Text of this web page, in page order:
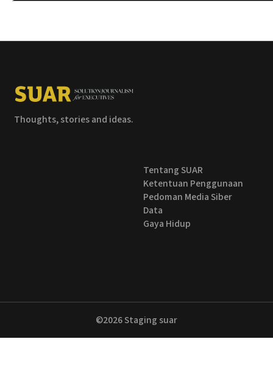
Thoughts, stories and ideas.
Tentang SUAR
Ketentuan Penggunaan
Pedoman Media Siber
Data
Gaya Hidup
©2026Staging suar